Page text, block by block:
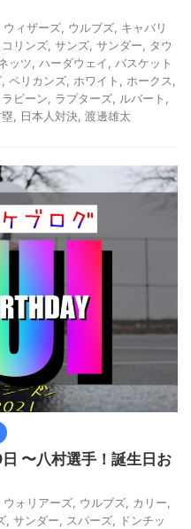
ウィザーズ, ウルブズ, キャバリ
コリンズ, サンズ, サンダー, タウ
ッツ, ハーダウェイ, バスケット
, ペリカンズ, ホワイト , ホークス,
ラビーン, ラプターズ, ルバート ,
, 日本人対決, 渡邊雄太
〜八村選手！誕生日お
ウォリアーズ ウルブズ カリー
サンダー スパーズ
ドンチッ